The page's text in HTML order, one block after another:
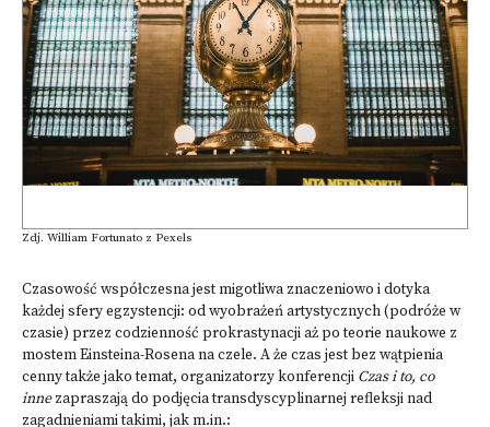
Zdj. William Fortunato z Pexels
Czasowość współczesna jest migotliwa znaczeniowo i dotyka
każdej sfery eg­zystencji: od wyobrażeń artystycznych (podróże w
czasie) przez codzienność prokrastynacji aż po teorie naukowe z
mostem Einsteina-Rosena na czele. A że czas jest bez wątpienia
cenny także jako temat, organizatorzy konferencji Czas i to, co
innezapraszają do podjęcia transdyscyplinarnej refleksji nad
zagadnieniami takimi, jak m.in.: